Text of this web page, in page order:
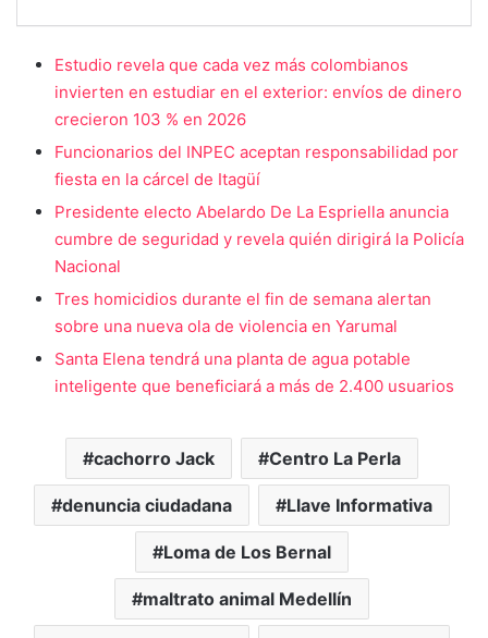
Estudio revela que cada vez más colombianos
invierten en estudiar en el exterior: envíos de dinero
crecieron 103 % en 2026
Funcionarios del INPEC aceptan responsabilidad por
fiesta en la cárcel de Itagüí
Presidente electo Abelardo De La Espriella anuncia
cumbre de seguridad y revela quién dirigirá la Policía
Nacional
Tres homicidios durante el fin de semana alertan
sobre una nueva ola de violencia en Yarumal
Santa Elena tendrá una planta de agua potable
inteligente que beneficiará a más de 2.400 usuarios
cachorro Jack Centro La Perla
denuncia ciudadana Llave Informativa
Loma de Los Bernal
maltrato animal Medellín